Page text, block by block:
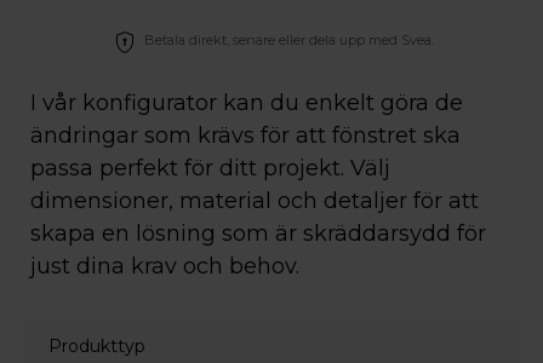
Betala direkt, senare eller dela upp med Svea.
I vår konfigurator kan du enkelt göra de
ändringar som krävs för att fönstret ska
passa perfekt för ditt projekt. Välj
dimensioner, material och detaljer för att
skapa en lösning som är skräddarsydd för
just dina krav och behov.
Produkttyp